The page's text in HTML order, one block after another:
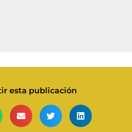
esta publicación